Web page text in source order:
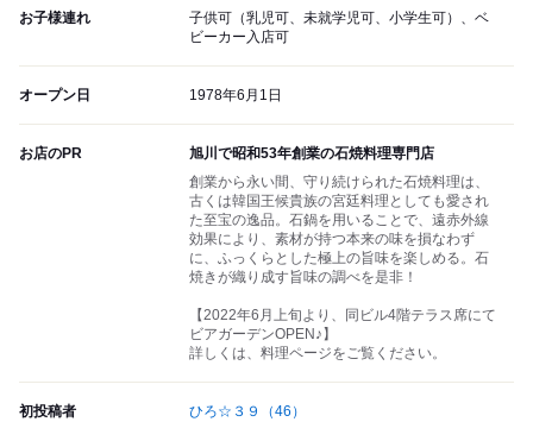
お子様連れ
子供可（乳児可、未就学児可、小学生可）、ベ
ビーカー入店可
オープン日 1978年6月1日
お店のPR
旭川で昭和53年創業の石焼料理専門店
創業から永い間、守り続けられた石焼料理は、
古くは韓国王候貴族の宮廷料理としても愛され
た至宝の逸品。石鍋を用いることで、遠赤外線
効果により、素材が持つ本来の味を損なわず
に、ふっくらとした極上の旨味を楽しめる。石
焼きが織り成す旨味の調べを是非！
【2022年6月上旬より、同ビル4階テラス席にて
ビアガーデンOPEN♪】
詳しくは、料理ページをご覧ください。
初投稿者 ひろ☆３９ （46）